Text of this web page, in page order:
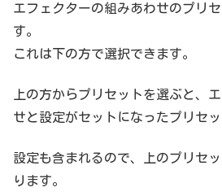
エフェクターの組みあわせのプリ
す。
これは下の方で選択できます。
上の方からプリセットを選ぶと、
せと設定がセットになったプリセッ
設定も含まれるので、上のプリセ
ります。